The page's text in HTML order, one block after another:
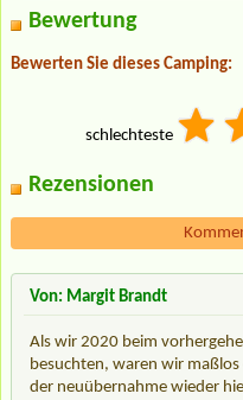
Bewertung
Bewerten Sie dieses Camping:
schlechteste
Rezensionen
Von: Margit Brandt
Als wir 2020 beim
besuchten, waren wir
der neuübernahme wieder